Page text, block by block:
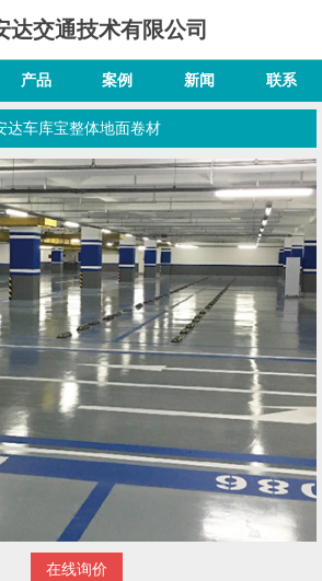
达交通技术有限公司
产品 案例 新闻 联系
达车库宝整体地面卷材
在线询价